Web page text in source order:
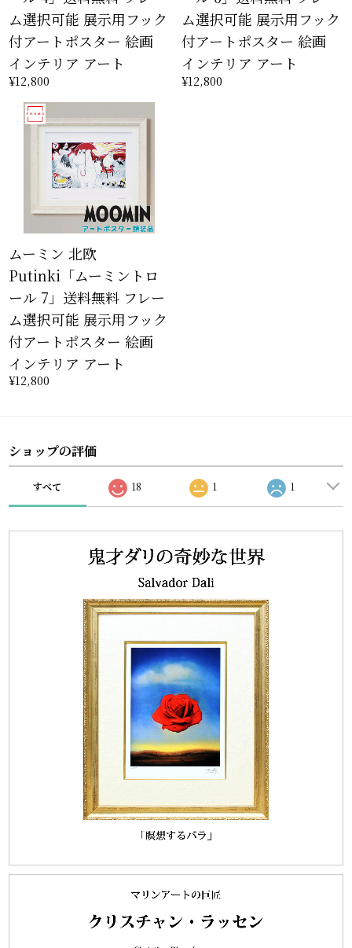
ム選択可能 展示用フック
付アートポスター 絵画
インテリア アート
¥12,800
ム選択可能 展示用フック
付アートポスター 絵画
インテリア アート
¥12,800
ムーミン 北欧
Putinki「ムーミントロ
ール 7」送料無料 フレー
ム選択可能 展示用フック
付アートポスター 絵画
インテリア アート
¥12,800
ショップの評価
すべて 18 1 1